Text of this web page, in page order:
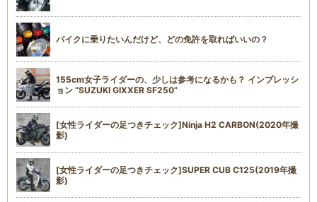
バイクに乗りたいんだけど、どの免許を取ればいいの？
155cm女子ライダーの、少しは参考になるかも？ インプレッシ
ョン “SUZUKI GIXXER SF250”
[女性ライダーの足つきチェック]Ninja H2 CARBON(2020年撮
影)
[女性ライダーの足つきチェック]SUPER CUB C125(2019年撮
影)